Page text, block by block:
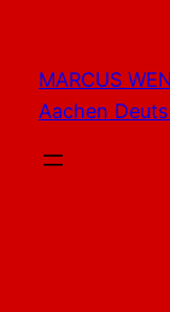
springen
MARCUS
Aachen